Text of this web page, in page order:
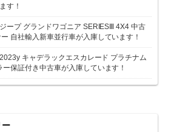
す！
ジープ グランドワゴニア SERIESⅢ 4X4 中古
自社輸入新車並行車が入庫しています！
2023y キャデラックエスカレード プラチナム
保証付き中古車が入庫しています！
ー